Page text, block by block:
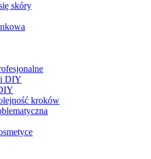
skóry
i DIY
kroków